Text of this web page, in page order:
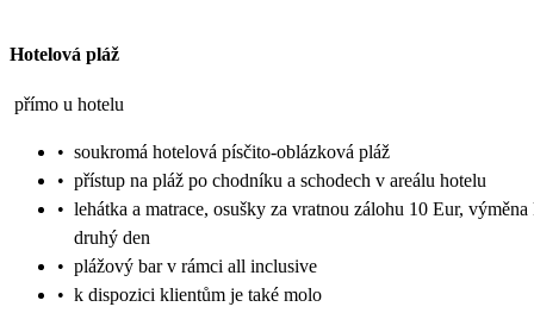
Hotelová pláž
přímo u hotelu
• soukromá hotelová písčito-oblázková pláž
• přístup na pláž po chodníku a schodech v areálu hotelu
• lehátka a matrace, osušky za vratnou zálohu 10 Eur, výměna
druhý den
• plážový bar v rámci all inclusive
• k dispozici klientům je také molo